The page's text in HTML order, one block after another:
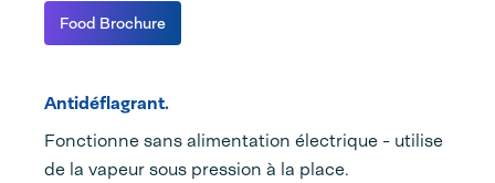
Food Brochure
Antidéflagrant.
Fonctionne sans alimentation électrique - utilise
de la vapeur sous pression à la place.